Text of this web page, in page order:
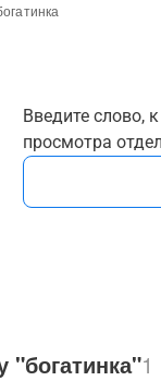
Введите слово,
просмотра
1